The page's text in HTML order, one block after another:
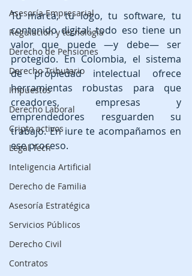
Asesoría Empresarial
Regulación y tecnología
Derecho de Pensiones
Derecho Tributario
Impuestos
Derecho Laboral
Cripto activos
Legal Tech
Inteligencia Artificial
Derecho de Familia
Asesoría Estratégica
Servicios Públicos
Derecho Civil
Contratos
Tu marca, tu logo, tu software, tu
contenido digital: todo eso tiene un
valor que puede —y debe— ser
protegido. En Colombia, el sistema
de propiedad intelectual ofrece
herramientas robustas para que
creadores, empresas y
emprendedores resguarden su
trabajo. En iure te acompañamos en
ese proceso.